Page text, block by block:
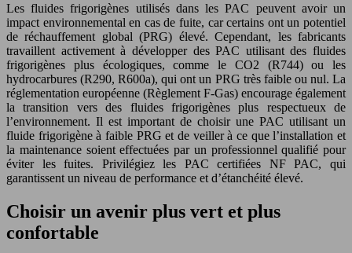
Les fluides frigorigènes utilisés dans les PAC peuvent avoir un
impact environnemental en cas de fuite, car certains ont un potentiel
de réchauffement global (PRG) élevé. Cependant, les fabricants
travaillent activement à développer des PAC utilisant des fluides
frigorigènes plus écologiques, comme le CO2 (R744) ou les
hydrocarbures (R290, R600a), qui ont un PRG très faible ou nul. La
réglementation européenne (Règlement F-Gas) encourage également
la transition vers des fluides frigorigènes plus respectueux de
l’environnement. Il est important de choisir une PAC utilisant un
fluide frigorigène à faible PRG et de veiller à ce que l’installation et
la maintenance soient effectuées par un professionnel qualifié pour
éviter les fuites. Privilégiez les PAC certifiées NF PAC, qui
garantissent un niveau de performance et d’étanchéité élevé.
Choisir un avenir plus vert et plus
confortable